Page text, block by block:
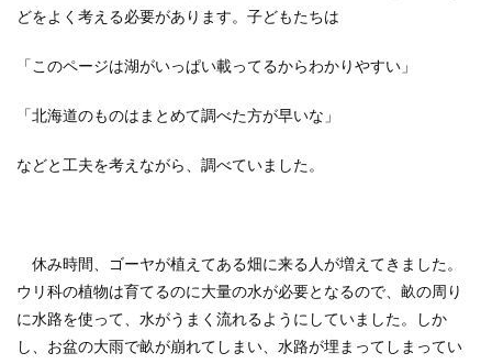
どをよく考える必要があります。子どもたちは
「このページは湖がいっぱい載ってるからわかりやすい」
「北海道のものはまとめて調べた方が早いな」
などと工夫を考えながら、調べていました。
休み時間、ゴーヤが植えてある畑に来る人が増えてきました。
ウリ科の植物は育てるのに大量の水が必要となるので、畝の周り
に水路を使って、水がうまく流れるようにしていました。しか
し、お盆の大雨で畝が崩れてしまい、水路が埋まってしまってい